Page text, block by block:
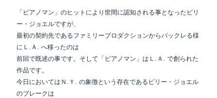
「ピアノマン」のヒットにより世間に認知される事となったビリ
ー・ジョエルですが、
最初の契約先であるファミリープロダクションからバックレる様
にＬ.Ａ. へ移ったのは
前回で既述の事です。そして「ピアノマン」はＬ.Ａ. で創られた
作品です。
今日においてはＮ.Ｙ. の象徴という存在であるビリー・ジョエル
のブレークは